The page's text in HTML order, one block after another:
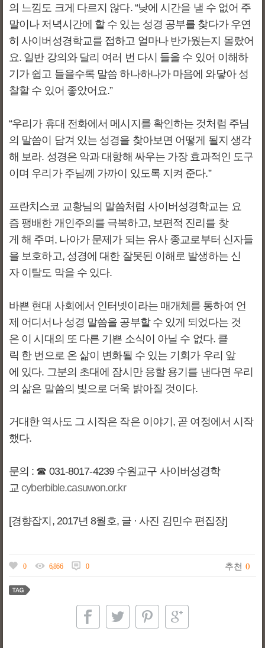
의 느낌도 크게 다르지 않다. “낮에 시간을 낼 수 없어 주
말이나 저녁시간에 할 수 있는 성경 공부를 찾다가 우연
히 사이버성경학교를 접하고 얼마나 반가웠는지 몰랐어
요. 일반 강의와 달리 여러 번 다시 들을 수 있어 이해하
기가 쉽고 들을수록 말씀 하나하나가 마음에 와닿아 성
찰할 수 있어 좋았어요.”
“우리가 휴대 전화에서 메시지를 확인하는 것처럼 주님
의 말씀이 담겨 있는 성경을 찾아보면 어떻게 될지 생각
해 보라. 성경은 악과 대항해 싸우는 가장 효과적인 도구
이며 우리가 주님께 가까이 있도록 지켜 준다.”
프란치스코 교황님의 말씀처럼 사이버성경학교는 요
즘 팽배한 개인주의를 극복하고, 보편적 진리를 찾
게 해 주며, 나아가 문제가 되는 유사 종교로부터 신자들
을 보호하고, 성경에 대한 잘못된 이해로 발생하는 신
자 이탈도 막을 수 있다.
바쁜 현대 사회에서 인터넷이라는 매개체를 통하여 언
제 어디서나 성경 말씀을 공부할 수 있게 되었다는 것
은 이 시대의 또 다른 기쁜 소식이 아닐 수 없다. 클
릭 한 번으로 온 삶이 변화될 수 있는 기회가 우리 앞
에 있다. 그분의 초대에 잠시만 응할 용기를 낸다면 우리
의 삶은 말씀의 빛으로 더욱 밝아질 것이다.
거대한 역사도 그 시작은 작은 이야기, 곧 여정에서 시작
했다.
문의 : ☎ 031-8017-4239 수원교구 사이버성경학
교cyberbible.casuwon.or.kr
[경향잡지, 2017년 8월호, 글 · 사진 김민수 편집장]
0 6,866 0 추천 0